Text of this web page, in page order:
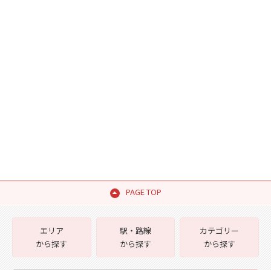
PAGE TOP
エリア
から探す
駅・路線
から探す
カテゴリー
から探す